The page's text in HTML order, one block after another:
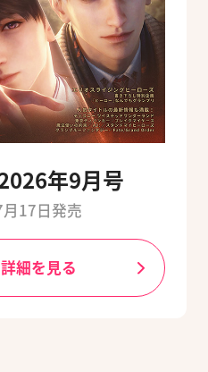
年9月号
17日発売
細を見る